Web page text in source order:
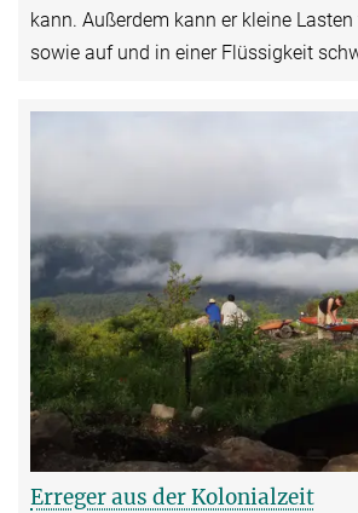
kann. Außerdem kann er kleine
sowie auf und in einer Flüssigkeit
Erreger aus der Kolonialzeit